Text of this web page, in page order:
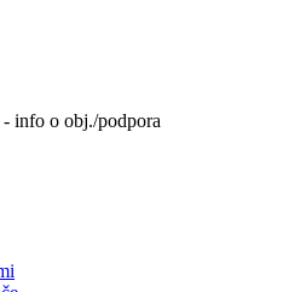
info o obj./podpora